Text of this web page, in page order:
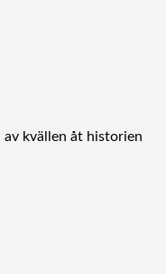
kvällen åt historien